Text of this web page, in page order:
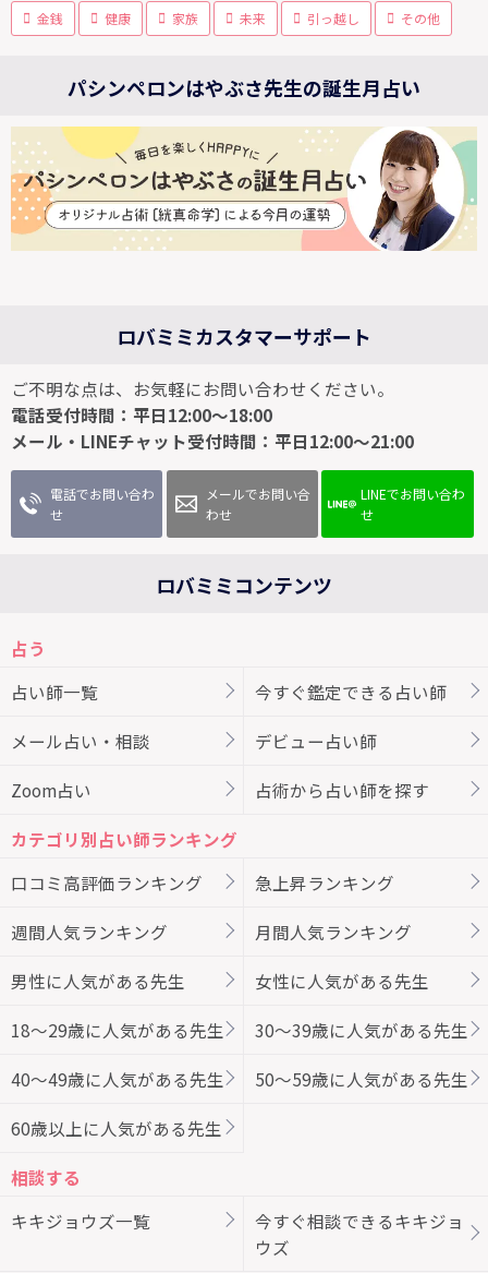
金銭 健康 家族 未来 引っ越し その他
パシンペロンはやぶさ先生の誕生月占い
ロバミミカスタマーサポート
ご不明な点は、お気軽にお問い合わせください。
電話受付時間：平日12:00～18:00
メール・LINEチャット受付時間：平日12:00～21:00
電話でお問い合わ
せ
メールでお問い合
わせ
LINEでお問い合わ
せ
ロバミミコンテンツ
占う
占い師一覧
今すぐ鑑定できる占い師
メール占い・相談 デビュー占い師
Zoom占い 占術から占い師を探す
カテゴリ別占い師ランキング
口コミ高評価ランキング
急上昇ランキング
週間人気ランキング 月間人気ランキング
男性に人気がある先生 女性に人気がある先生
18～29歳に人気がある先生 30～39歳に人気がある先生
40～49歳に人気がある先生 50～59歳に人気がある先生
60歳以上に人気がある先生
相談する
キキジョウズ一覧
今すぐ相談できるキキジョ
ウズ